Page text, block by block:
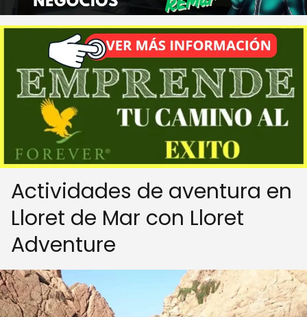
Actividades de aventura en
Lloret de Mar con Lloret
Adventure